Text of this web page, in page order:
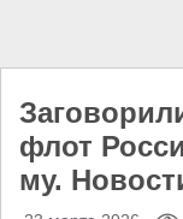
флот
му.